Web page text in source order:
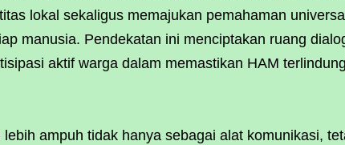
lokal sekaligus memajukan pemahaman
manusia. Pendekatan ini menciptakan ruang
aktif warga dalam memastikan HAM
ampuh tidak hanya sebagai alat komunikasi,